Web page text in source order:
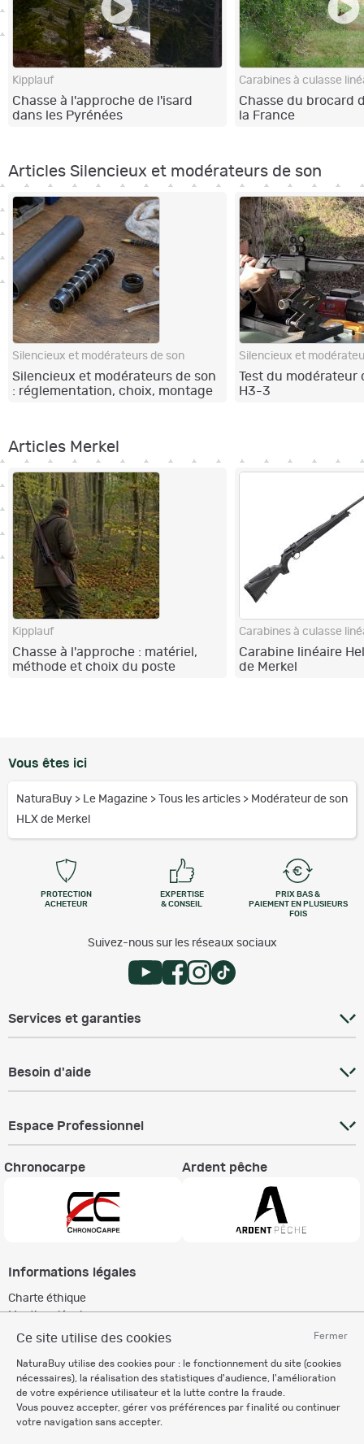
Fermer
Ce site utilise des cookies
NaturaBuy utilise des cookies pour : le fonctionnement du site (cookies
nécessaires), la réalisation des statistiques d'audience, l'amélioration
de votre expérience utilisateur et la lutte contre la fraude.
Vous pouvez accepter, gérer vos préférences par finalité ou continuer
votre navigation sans accepter.
Kipplauf
Chasse à l'approche de l'isard
dans les Pyrénées
Carabines à culasse
Chasse du brocard
la France
Articles Silencieux et modérateurs de son
Silencieux et modérateurs de son
Silencieux et modérateurs de son
: réglementation, choix, montage
Silencieux et
Test du modérateur
H3-3
Articles Merkel
Kipplauf
Chasse à l'approche : matériel,
méthode et choix du poste
Carabines à culasse
Carabine linéaire
de Merkel
Vous êtes ici
NaturaBuy > Le Magazine > Tous les articles > Modérateur de son
HLX de Merkel
PROTECTION
ACHETEUR
EXPERTISE
& CONSEIL
PRIX BAS &
PAIEMENT EN PLUSIEURS
FOIS
Suivez-nous sur les réseaux sociaux
Services et garanties
Besoin d'aide
Espace Professionnel
Chronocarpe Ardent pêche
Informations légales
Charte éthique
Mentions légales
Règlement & Conditions d'utilisation
des données personnelles
Personnalisation des cookies
Recevez nos newsletters